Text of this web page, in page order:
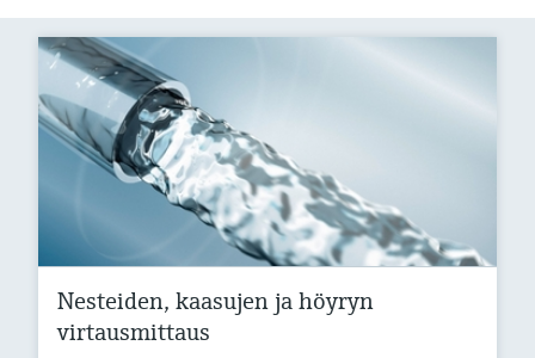
Nesteiden, kaasujen ja höyryn
virtausmittaus